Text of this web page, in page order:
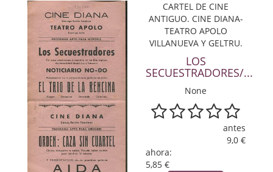
Poesía
Política
Psicología. Educación
Religión
Revistas
Segunda Guerra Mundial
Sobre Madrid
CARTEL DE CINE
ANTIGUO. CINE DIANA-
TEATRO APOLO
VILLANUEVA Y GELTRU.
LOS
SECUESTRADORES/...
None
antes
9,0 €
ahora:
5,85 €